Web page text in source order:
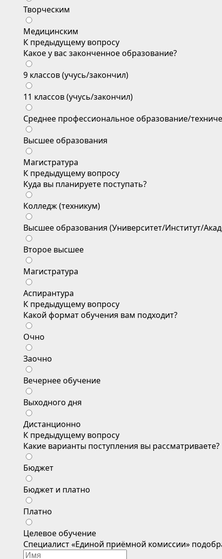
Творческим
Медицинским
К предыдущему вопросу
Какое у вас законченное образование?
9 классов (учусь/закончил)
11 классов (учусь/закончил)
Среднее профессиональное образование/
Высшее образования
Магистратура
К предыдущему вопросу
Куда вы планируете поступать?
Колледж (техникум)
Высшее образования (Университет/Институт/
Второе высшее
Магистратура
Аспирантура
К предыдущему вопросу
Какой формат обучения вам подходит?
Очно
Заочно
Вечернее обучение
Выходного дня
Дистанционно
К предыдущему вопросу
Какие варианты поступления вы рассматриваете?
Бюджет
Бюджет и платно
Платно
Целевое обучение
Специалист «Единой приёмной комиссии»